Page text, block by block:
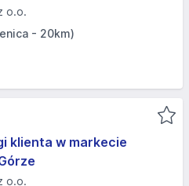
o.o.
- 20km)
klienta w markecie
o.o.